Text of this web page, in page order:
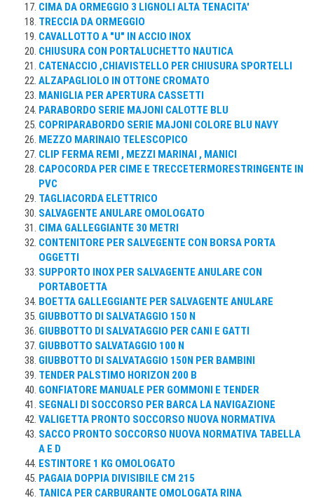
CIMA DA ORMEGGIO 3 LIGNOLI ALTA TENACITA'
TRECCIA DA ORMEGGIO
CAVALLOTTO A "U" IN ACCIO INOX
CHIUSURA CON PORTALUCHETTO NAUTICA
CATENACCIO ,CHIAVISTELLO PER CHIUSURA SPORTELLI
ALZAPAGLIOLO IN OTTONE CROMATO
MANIGLIA PER APERTURA CASSETTI
PARABORDO SERIE MAJONI CALOTTE BLU
COPRIPARABORDO SERIE MAJONI COLORE BLU NAVY
MEZZO MARINAIO TELESCOPICO
CLIP FERMA REMI , MEZZI MARINAI , MANICI
CAPOCORDA PER CIME E TRECCETERMORESTRINGENTE IN
PVC
TAGLIACORDA ELETTRICO
SALVAGENTE ANULARE OMOLOGATO
CIMA GALLEGGIANTE 30 METRI
CONTENITORE PER SALVEGENTE CON BORSA PORTA
OGGETTI
SUPPORTO INOX PER SALVAGENTE ANULARE CON
PORTABOETTA
BOETTA GALLEGGIANTE PER SALVAGENTE ANULARE
GIUBBOTTO DI SALVATAGGIO 150 N
GIUBBOTTO DI SALVATAGGIO PER CANI E GATTI
GIUBBOTTO SALVATAGGIO 100 N
GIUBBOTTO DI SALVATAGGIO 150N PER BAMBINI
TENDER PALSTIMO HORIZON 200 B
GONFIATORE MANUALE PER GOMMONI E TENDER
SEGNALI DI SOCCORSO PER BARCA LA NAVIGAZIONE
VALIGETTA PRONTO SOCCORSO NUOVA NORMATIVA
SACCO PRONTO SOCCORSO NUOVA NORMATIVA TABELLA
A E D
ESTINTORE 1 KG OMOLOGATO
PAGAIA DOPPIA DIVISIBILE CM 215
TANICA PER CARBURANTE OMOLOGATA RINA